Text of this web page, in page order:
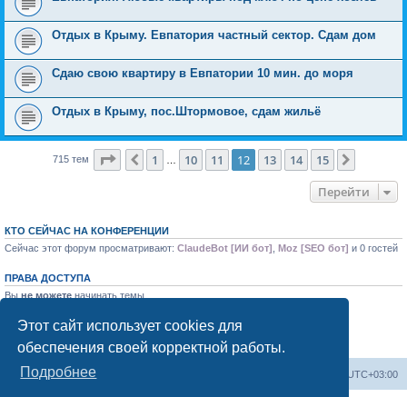
Этот сайт использует cookies для
обеспечения своей корректной работы.
Подробнее
Отдых в Крыму. Евпатория частный сектор. Сдам дом
Сдаю свою квартиру в Евпатории 10 мин. до моря
Отдых в Крыму, пос.Штормовое, сдам жильё
715 тем Страница 12из 15
Пред.
1 10 11 12 13 14 15
Перейти
КТО СЕЙЧАС НА КОНФЕРЕНЦИИ
Сейчас этот форум просматривают: ClaudeBot [ИИ бот] Moz [SEO бот] и 0 гостей
ПРАВА ДОСТУПА
Вы не можете начинать темы
Выне можетередактировать свои сообщения
Выне можетеудалять свои сообщения
Выне можетедобавлять вложения
Форум «Весь Крым» UTC+03:00